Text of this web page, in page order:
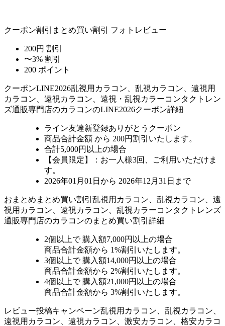
クーポン割引 まとめ買い割引 フォトレビュー
200円 割引
〜3% 割引
200 ポイント
クーポンLINE2026乱視用カラコン、乱視カラコン、遠視用
カラコン、遠視カラコン、遠視・乱視カラーコンタクトレン
ズ通販専門店のカラコンのLINE2026クーポン詳細
ライン友達新登録ありがとうクーポン
商品合計金額 から 200円割引 いたします。
合計5,000円以上の場合
【会員限定】：お一人様3回
、ご利用いただけま
す。
2026年01月01日から 2026年12月31日まで
おまとめ まとめ買い割引 乱視用カラコン、乱視カラコン、遠
視用カラコン、遠視カラコン、乱視カラーコンタクトレンズ
通販専門店のカラコンのまとめ買い割引詳細
2個 以上で 購入額7,000円以上の場合
商品合計金額から 1%割引いたします。
3個 以上で 購入額14,000円以上の場合
商品合計金額から 2%割引いたします。
4個 以上で 購入額21,000円以上の場合
商品合計金額から 3%割引いたします。
レビュー投稿キャンペーン乱視用カラコン、乱視カラコン、
遠視用カラコン、遠視カラコン、激安カラコン、格安カラコ